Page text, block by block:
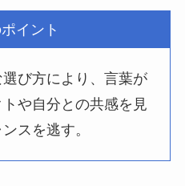
イント
び方により、言葉が
や自分との共感を見
スを逃す。